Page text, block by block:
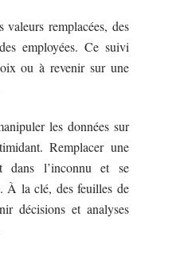
valeurs remplacées, des
employées. Ce suivi
ou à revenir sur une
les données sur
Remplacer une
dans l’inconnu et se
À la clé, des feuilles de
décisions et analyses